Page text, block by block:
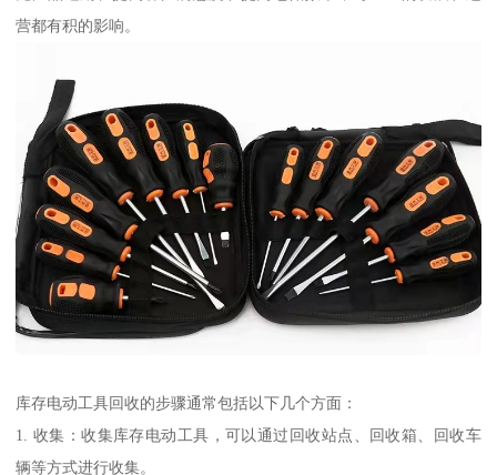
营都有积的影响。
库存电动工具回收的步骤通常包括以下几个方面：
1. 收集：收集库存电动工具，可以通过回收站点、回收箱、回收车
辆等方式进行收集。